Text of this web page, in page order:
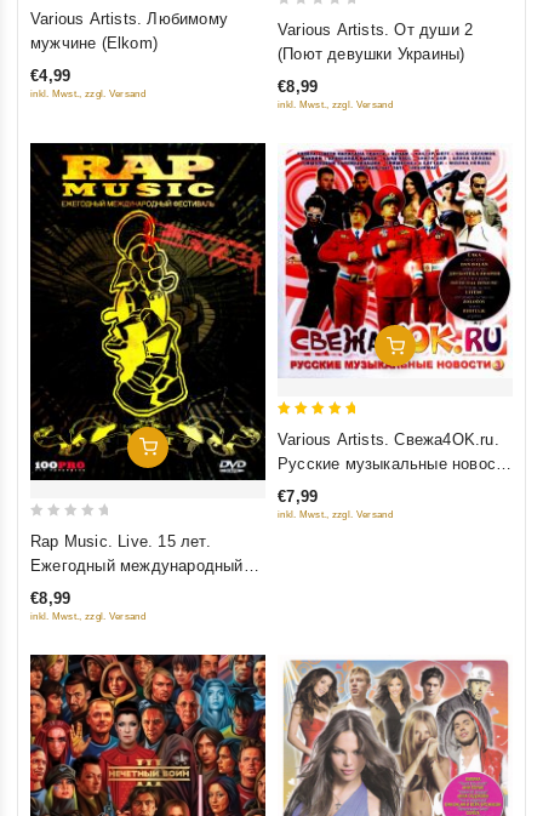
5
Various Artists. Любимому
мужчине (Elkom)
€4,99
inkl. Mwst., zzgl. Versand 5
Various Artists. От души 2
(Поют девушки Украины)
€8,99
inkl. Mwst., zzgl. Versand
Добавить В Корзину
out
5
Rap Music. Live. 15 лет.
Ежегодный международный
фестиваль
€8,99
inkl. Mwst., zzgl. Versand
Добавить В Корзину
Various Artists. Свежа4OK.ru.
Русские музыкальные новости
3
€7,99
inkl. Mwst., zzgl. Versand